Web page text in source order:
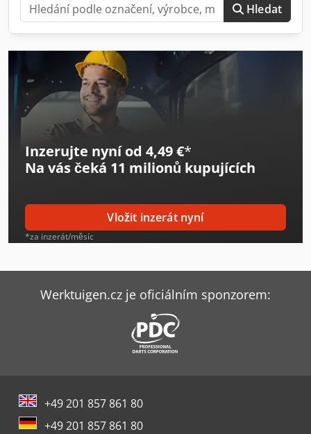
Hledat
Inzerujte nyní od 4,49 €*
Na vás čeká 11 milionů kupujících
Vložit inzerát nyní
*za inzerát/měsíc
Werktuigen.cz je oficiálním sponzorem:
+49 201 857 861 80
+49 201 857 861 80